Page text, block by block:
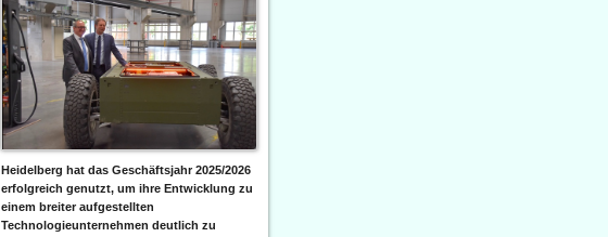
Heidelberg hat das Geschäftsjahr 2025/2026
erfolgreich genutzt, um ihre Entwicklung zu
einem breiter aufgestellten
Technologieunternehmen deutlich zu